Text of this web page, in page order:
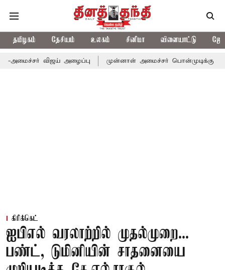
தமிழகம் தேசியம் உலகம் சினிமா விளையாட்டு
அழைப்பு முன்னாள் அமைச்சர் பொன்முடிக்கு சென்னை
கிரிக்கெட்
ஐபிஎல் வரலாற்றில் முதல்முறை...
பண்ட், டுமினியின் சாதனையை